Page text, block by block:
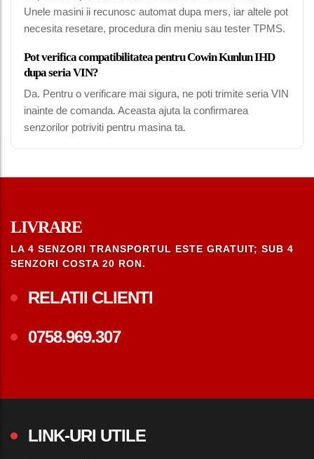
Unele masini ii recunosc automat dupa mers, iar altele pot
necesita resetare, procedura din meniu sau tester TPMS.
Pot verifica compatibilitatea pentru Cowin Kunlun IHD
dupa seria VIN?
Da. Pentru o verificare mai sigura, ne poti trimite seria VIN
inainte de comanda. Aceasta ajuta la confirmarea
senzorilor potriviti pentru masina ta.
LIVRARE
LA 4 SENZORI TRANSPORTUL ESTE GRATUIT; SUB 4
SENZORI COSTA 20 RON.
RELATII CLIENTI
0758.969.307
LINK-URI UTILE